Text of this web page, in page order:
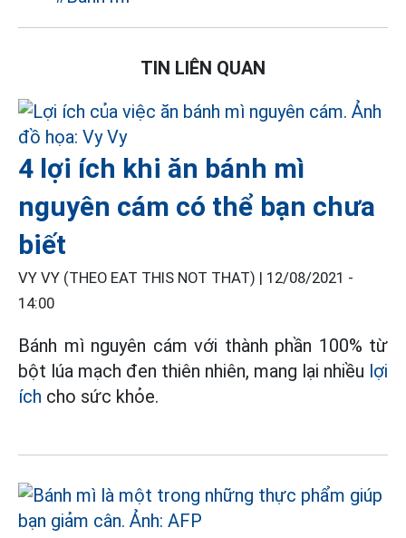
TIN LIÊN QUAN
4 lợi ích khi ăn bánh mì
nguyên cám có thể bạn chưa
biết
VY VY (THEO EAT THIS NOT THAT) | 12/08/2021 -
14:00
Bánh mì nguyên cám với thành phần 100% từ
bột lúa mạch đen thiên nhiên, mang lại nhiều lợi
ích cho sức khỏe.